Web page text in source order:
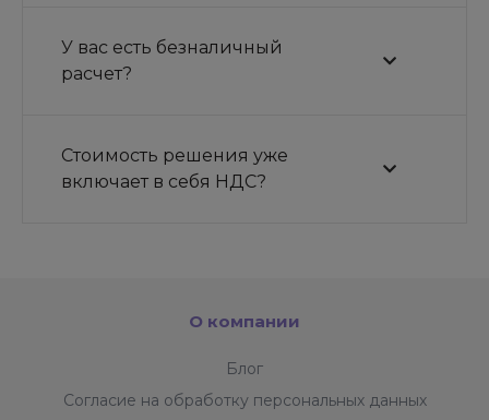
У вас есть безналичный
расчет?
Стоимость решения уже
включает в себя НДС?
О компании
Блог
Согласие на обработку персональных данных